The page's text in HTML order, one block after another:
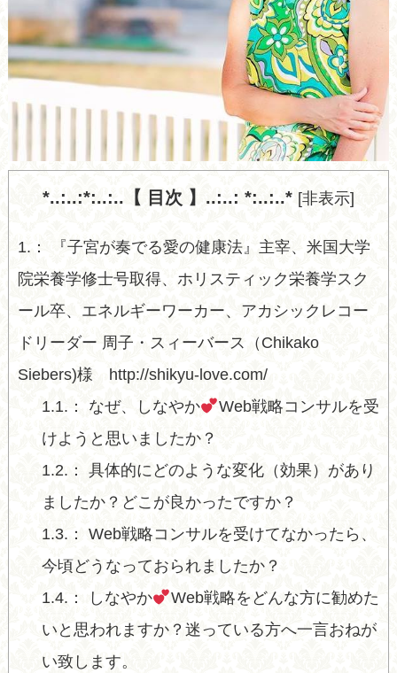
*..:..:*:..:..【 目次 】..:..: *:..:..* [非表示]
1.
『子宮が奏でる愛の健康法』主宰、米国大学
院栄養学修士号取得、ホリスティック栄養学スク
ール卒、エネルギーワーカー、アカシックレコー
ドリーダー 周子・スィーバース（Chikako
Siebers)様 http://shikyu-love.com/
1.1.
なぜ、しなやか
Web戦略コンサルを受
けようと思いましたか？
1.2.
具体的にどのような変化（効果）があり
ましたか？どこが良かったですか？
1.3.
Web戦略コンサルを受けてなかったら、
今頃どうなっておられましたか？
1.4.
しなやか
Web戦略をどんな方に勧めた
いと思われますか？迷っている方へ一言おねが
い致します。